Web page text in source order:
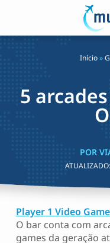
Início»
5
POR
ATUALIZADO:
Player 1 Video
O bar conta com
games da geração